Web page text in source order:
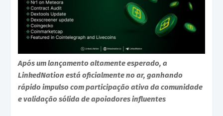
Após um lançamento altamente esperado, a
LinkedNation está oficialmente no ar, ganhando
rápido impulso com participação ativa da comunidade
e validação sólida de apoiadores influentes